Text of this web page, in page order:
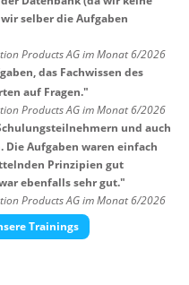
selber die Aufgaben
Products AG im Monat 6/2026
das Fachwissen des
auf Fragen."
Products AG im Monat 6/2026
und auch
Aufgaben waren einfach
Prinzipien gut
ebenfalls sehr gut."
Products AG im Monat 6/2026
Trainings